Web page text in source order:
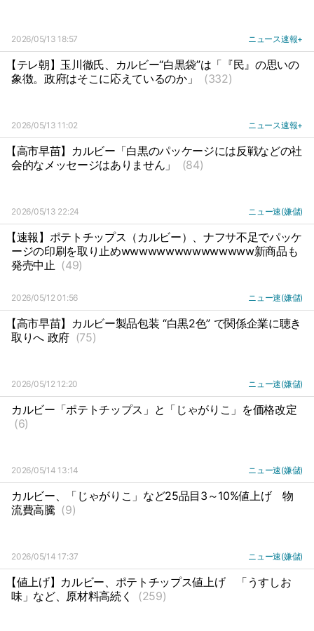
2026/05/13 18:57 ニュース速報+
【テレ朝】玉川徹氏、カルビー“白黒袋”は「『民』の思いの
象徴。政府はそこに応えているのか」
(332)
2026/05/13 11:02 ニュース速報+
【高市早苗】カルビー「白黒のパッケージには反戦などの社
会的なメッセージはありません」
(84)
2026/05/13 22:24 ニュー速(嫌儲)
【速報】ポテトチップス（カルビー）、ナフサ不足でパッケ
ージの印刷を取り止めwwwwwwwwwwwwwww新商品も
発売中止 (49)
2026/05/12 01:56 ニュー速(嫌儲)
【高市早苗】カルビー製品包装 “白黒2色” で関係企業に聴き
取りへ 政府 (75)
2026/05/12 12:20 ニュー速(嫌儲)
カルビー「ポテトチップス」と「じゃがりこ」を価格改定
(6)
2026/05/14 13:14 ニュー速(嫌儲)
カルビー、「じゃがりこ」など25品目3～10%値上げ
物
流費高騰 (9)
2026/05/14 17:37 ニュー速(嫌儲)
【値上げ】カルビー、ポテトチップス値上げ
「うすしお
味」など、原材料高続く
(259)